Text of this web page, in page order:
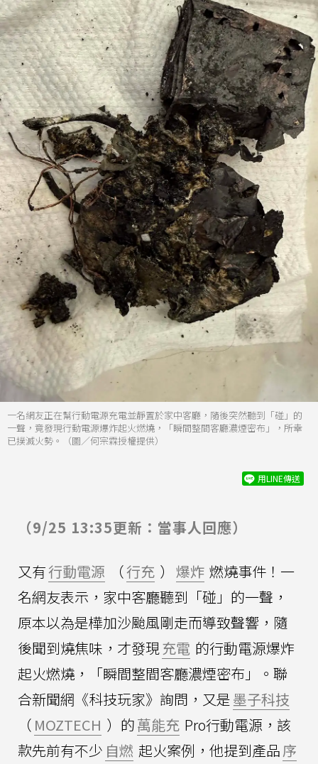
一名網友正在幫行動電源充電並靜置於家中客廳，隨後突然聽到「碰」的
一聲，竟發現行動電源爆炸起火燃燒，「瞬間整間客廳濃煙密布」，所幸
已撲滅火勢。（圖／何宗霖授權提供）
用LINE傳送
（9/25 13:35更新：當事人回應）
又有行動電源 （行充 ） 爆炸 燃燒事件！一
名網友表示，家中客廳聽到「碰」的一聲，
原本以為是樺加沙颱風剛走而導致聲響，隨
後聞到燒焦味，才發現充電 的行動電源爆炸
起火燃燒，「瞬間整間客廳濃煙密布」。聯
合新聞網《科技玩家》詢問，又是墨子科技
（ MOZTECH ）的萬能充 Pro行動電源，該
款先前有不少 自燃 起火案例，他提到產品序